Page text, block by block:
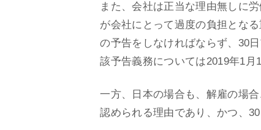
また、会社は正当な理由無しに
が会社にとって過度の負担とな
の予告をしなければならず、30
該予告義務については2019年1月
一方、日本の場合も、解雇の場
認められる理由であり、かつ、